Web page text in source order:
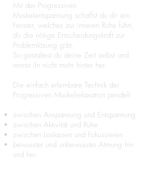
Mit der Progressiven
Muskelentspannung schaffst du dir ein
Fenster, welches zur inneren Ruhe führt,
dir die nötige Entscheidungskraft zur
Problemlösung gibt.
So gestaltest du deine Zeit selbst und
rennst ihr nicht mehr hinter her.
Die einfach erlernbare Technik der
Progressiven Muskelrelaxation pendelt
zwischen Anspannung und Entspannung
zwischen Aktivität und Ruhe
zwischen Loslassen und Fokussieren
bewusster und unbewusster Atmung hin
und her.